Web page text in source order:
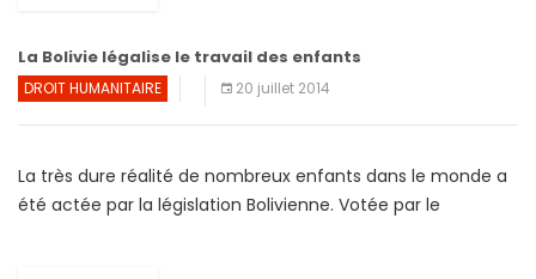
La Bolivie légalise le travail des enfants
DROIT HUMANITAIRE 20 juillet 2014
La très dure réalité de nombreux enfants dans le monde a
été actée par la législation Bolivienne. Votée par le